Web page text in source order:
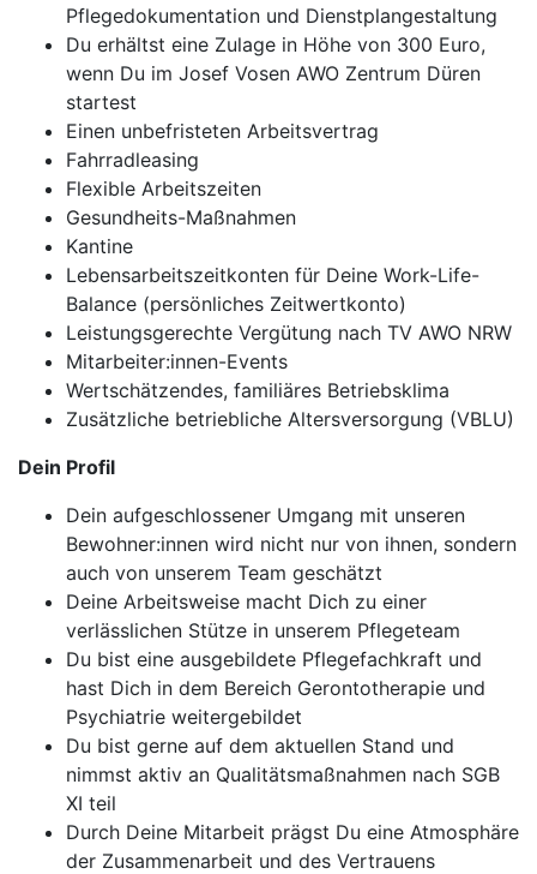
Pflegedokumentation und Dienstplangestaltung
Du erhältst eine Zulage in Höhe von 300 Euro,
wenn Du im Josef Vosen AWO Zentrum Düren
startest
Einen unbefristeten Arbeitsvertrag
Fahrradleasing
Flexible Arbeitszeiten
Gesundheits-Maßnahmen
Kantine
Lebensarbeitszeitkonten für Deine Work-Life-
Balance (persönliches Zeitwertkonto)
Leistungsgerechte Vergütung nach TV AWO NRW
Mitarbeiter:innen-Events
Wertschätzendes, familiäres Betriebsklima
Zusätzliche betriebliche Altersversorgung (VBLU)
Dein Profil
Dein aufgeschlossener Umgang mit unseren
Bewohner:innen wird nicht nur von ihnen, sondern
auch von unserem Team geschätzt
Deine Arbeitsweise macht Dich zu einer
verlässlichen Stütze in unserem Pflegeteam
Du bist eine ausgebildete Pflegefachkraft und
hast Dich in dem Bereich Gerontotherapie und
Psychiatrie weitergebildet
Du bist gerne auf dem aktuellen Stand und
nimmst aktiv an Qualitätsmaßnahmen nach SGB
XI teil
Durch Deine Mitarbeit prägst Du eine Atmosphäre
der Zusammenarbeit und des Vertrauens